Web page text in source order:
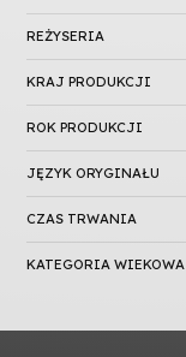
REŻYSERIA
KRAJ PRODUKCJI
ROK PRODUKCJI
JĘZYK ORYGINAŁU
CZAS TRWANIA
KATEGORIA WIEKOWA